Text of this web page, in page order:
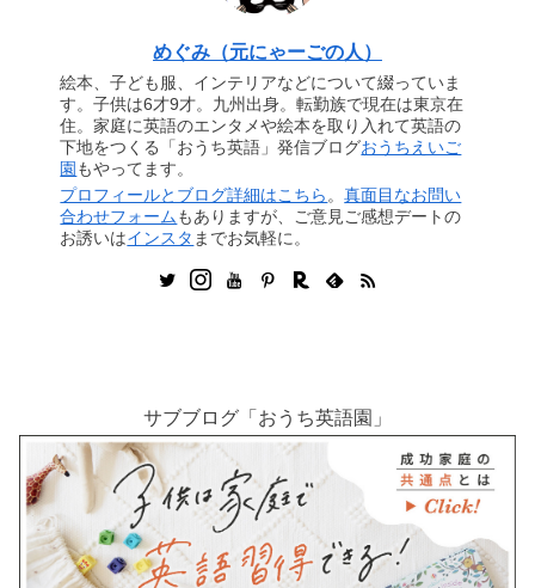
めぐみ（元にゃーごの人）
絵本、子ども服、インテリアなどについて綴っていま
す。子供は6才9才。九州出身。転勤族で現在は東京在
住。家庭に英語のエンタメや絵本を取り入れて英語の
下地をつくる「おうち英語」発信ブログおうちえいご
園 もやってます。
プロフィールとブログ詳細はこちら。真面目なお問い
合わせフォームもありますが、ご意見ご感想デートの
お誘いはインスタ までお気軽に。
サブブログ「おうち英語園」